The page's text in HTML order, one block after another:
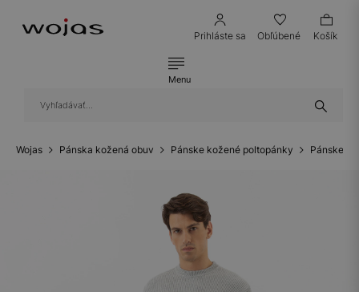
Prihláste sa Obľúbené Košík
Menu
Wojas Pánska kožená obuv Pánske kožené poltopánky Pánske